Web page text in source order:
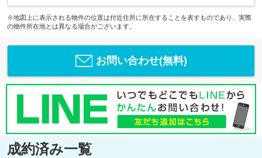
※地図上に表示される物件の位置は付近住所に所在することを表すものであり、実際
の物件所在地とは異なる場合がございます。
お問い合わせ(無料)
成約済み一覧